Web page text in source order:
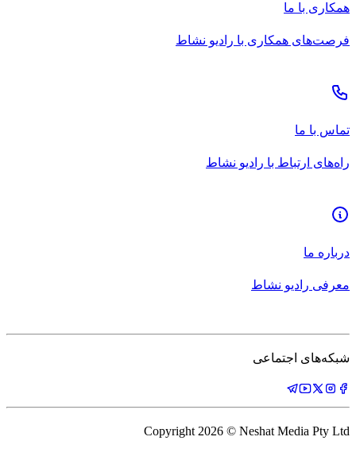
همکاری با ما
فرصت‌های همکاری با رادیو نشاط
تماس با ما
راه‌های ارتباط با رادیو نشاط
درباره ما
معرفی رادیو نشاط
شبکه‌های اجتماعی
Copyright 2026 © Neshat Media Pty Ltd